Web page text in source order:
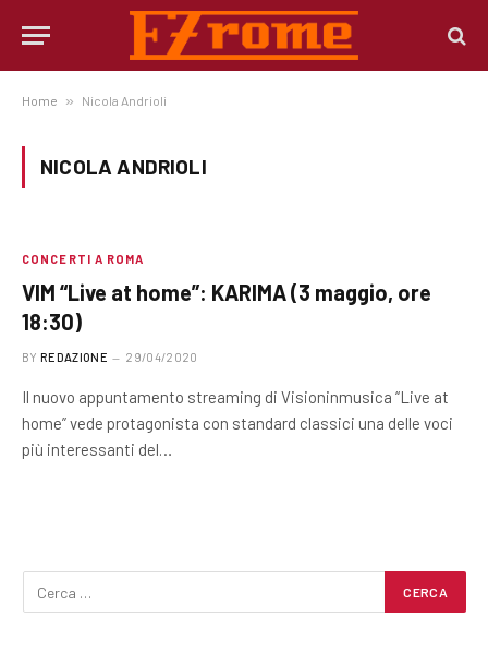
Home » Nicola Andrioli
NICOLA ANDRIOLI
CONCERTI A ROMA
VIM “Live at home”: KARIMA (3 maggio, ore
18:30)
BY REDAZIONE 29/04/2020
Il nuovo appuntamento streaming di Visioninmusica “Live at
home” vede protagonista con standard classici una delle voci
più interessanti del…